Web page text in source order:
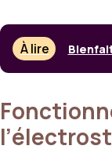
À lire